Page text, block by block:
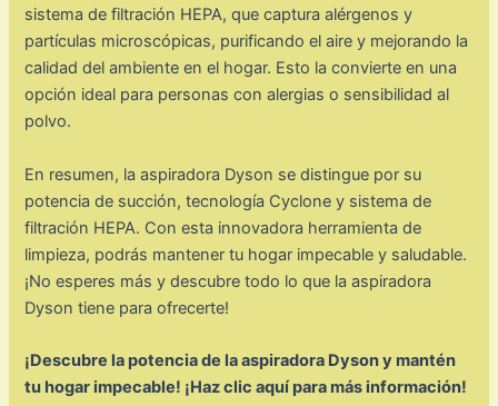
sistema de filtración HEPA, que captura alérgenos y
partículas microscópicas, purificando el aire y mejorando la
calidad del ambiente en el hogar. Esto la convierte en una
opción ideal para personas con alergias o sensibilidad al
polvo.
En resumen, la aspiradora Dyson se distingue por su
potencia de succión, tecnología Cyclone y sistema de
filtración HEPA. Con esta innovadora herramienta de
limpieza, podrás mantener tu hogar impecable y saludable.
¡No esperes más y descubre todo lo que la aspiradora
Dyson tiene para ofrecerte!
¡Descubre la potencia de la aspiradora Dyson y mantén
tu hogar impecable! ¡Haz clic aquí para más información!